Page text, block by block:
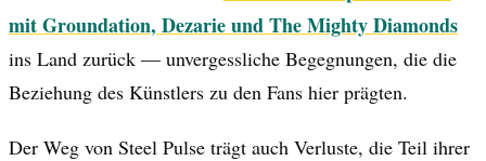
mit Groundation, Dezarie und The Mighty Diamonds
ins Land zurück — unvergessliche Begegnungen, die die
Beziehung des Künstlers zu den Fans hier prägten.
Der Weg von Steel Pulse trägt auch Verluste, die Teil ihrer